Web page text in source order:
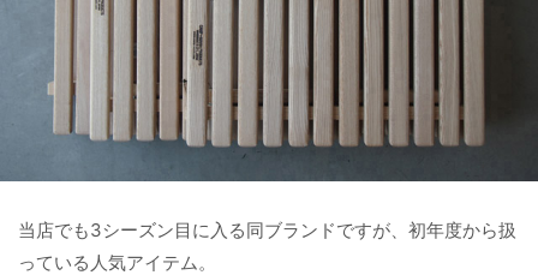
当店でも3シーズン目に入る同ブランドですが、初年度から扱
っている人気アイテム。